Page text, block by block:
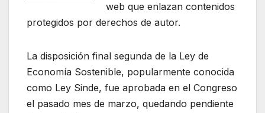
web que enlazan contenidos
protegidos por derechos de autor.
La disposición final segunda de la Ley de
Economía Sostenible, popularmente conocida
como Ley Sinde, fue aprobada en el Congreso
el pasado mes de marzo, quedando pendiente